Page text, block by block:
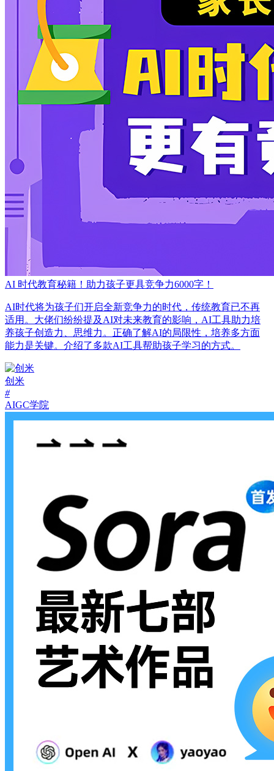
AI 时代教育秘籍！助力孩子更具竞争力6000字！
AI时代将为孩子们开启全新竞争力的时代，传统教育已不再
适用。大佬们纷纷提及AI对未来教育的影响，AI工具助力培
养孩子创造力、思维力。正确了解AI的局限性，培养多方面
能力是关键。介绍了多款AI工具帮助孩子学习的方式。
创米
#
AIGC学院